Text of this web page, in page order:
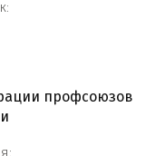
профсоюзов